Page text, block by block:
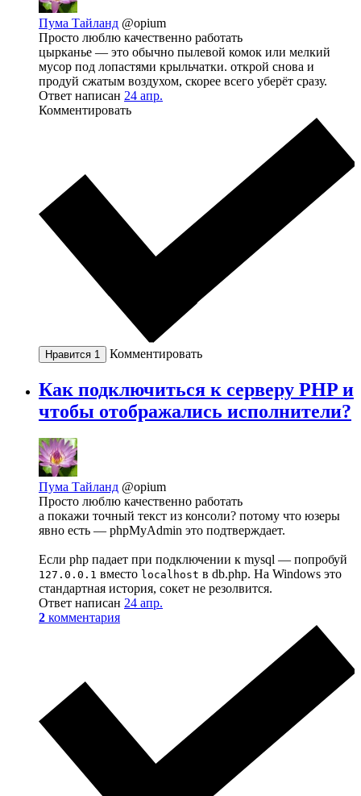
Пума Тайланд @opium
Просто люблю качественно работать
цырканье — это обычно пылевой комок или мелкий
мусор под лопастями крыльчатки. открой снова и
продуй сжатым воздухом, скорее всего уберёт сразу.
Ответ написан 24 апр.
Комментировать
Нравится 1 Комментировать
Как подключиться к серверу PHP и
чтобы отображались исполнители?
Пума Тайланд @opium
Просто люблю качественно работать
а покажи точный текст из консоли? потому что юзеры
явно есть — phpMyAdmin это подтверждает.
Если php падает при подключении к mysql — попробуй
127.0.0.1 вместо localhost в db.php. На Windows это
стандартная история, сокет не резолвится.
Ответ написан 24 апр.
2 комментария